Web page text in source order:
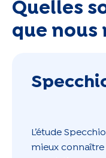
Quelles
que nous
L’étude
mieux connaître